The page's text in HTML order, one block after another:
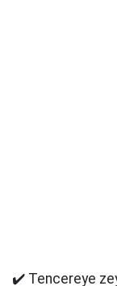
✔️ Tencereye